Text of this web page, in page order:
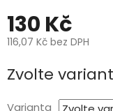
130 Kč
116,07 Kč bez DPH
cena:
Zvolte
Varianta